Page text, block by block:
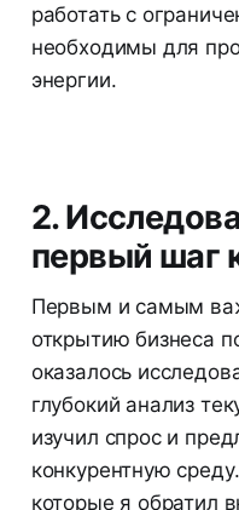
работать с
необходимы для
энергии.
2.
первый шаг
Первым и самым
открытию бизнеса
оказалось
глубокий анализ
изучил спрос и
конкурентную
которые я обратил